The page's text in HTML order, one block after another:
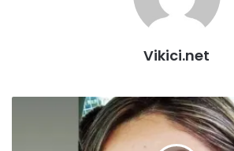
Vikici.net